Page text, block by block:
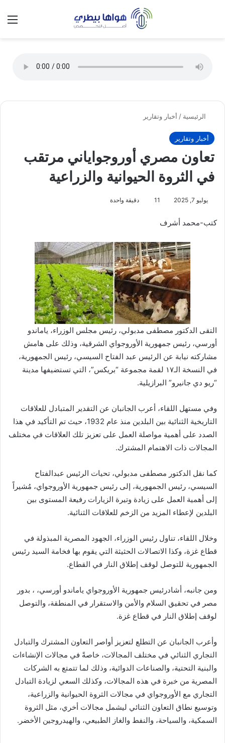
الوضع
الرئيسية / أخبار وتقارير
أخبار وتقارير
تعاون مصري أوروجواياني مرتقب
في الثروة الحيوانية والزراعية
يوليو 7, 2025 11 دقيقة واحدة
كتب-محمد أشرف
التقى الدكتور مصطفى مدبولي، رئيس مجلس الوزراء، ياماندو
أورسي، رئيس جمهورية الأوروجواي الشرقية، وذلك على هامش
مشاركته نيابة عن الرئيس عبد الفتاح السيسي، رئيس الجمهورية،
في النسخة الـ١٧ لقمة مجموعة “بريكس”، التي تستضيفها مدينة
“ريو دي جانيرو” البرازيلية.
وفي مستهل اللقاء، أعرب الجانبان عن التقدير المتبادل للعلاقات
التاريخية الثنائية بين البلدين منذ عام 1932، حيث تم التأكيد في هذا
الصدد على أهمية مواصلة العمل على تعزيز تلك العلاقات في مختلف
المجالات ذات الاهتمام المشترك.
كما نقل الدكتور مصطفى مدبولي، تحيات الرئيس عبدالفتاح
السيسي، رئيس الجمهورية، إلى رئيس جمهورية الأوروجواي، مُشيراً
إلى أهمية العمل على زيادة وتيرة الزيارات رفيعة المستوى بين
البلدين لإعطاء المزيد من الزخم للعلاقات الثنائية.
وخلال اللقاء، تناول رئيس الوزراء، الجهود المصرية المبذولة في
قطاع غزة، وكذا الاتصالات الحثيثة التي يقوم بها فخامة السيد رئيس
الجمهورية للتوصل لوقف إطلاق النار في القطاع.
ومن جانبه، أشادرئيس جمهورية الأوروجواي ياماندو أورسي، ، بدور
مصر في تحقيق السلام والأمن والاستقرار في المنطقة، والتوصل
لوقف إطلاق النار في قطاع غزة.
وأعرب الجانبان عن التطلع لتعزيز أواصر التعاون المشترك والتبادل
التجاري الثنائي في مختلف المجالات، خاصةً في مجالات الإنشاءات
والبنية التحتية، والصناعات الدوائية، وذلك لما تتمتع به الشركات
المصرية من خبرة في هذه المجالات، وكذلك السعي لزيادة التبادل
التجاري مع الأوروجواي في مجالات الثروة الحيوانية والزراعية،
وتوسيع نطاق التعاون الثنائي ليشمل مجالات أخري، مثل الثروة
السمكية، والسياحة، والنفط والغاز الطبيعي، والهيدروجين الأخضر.